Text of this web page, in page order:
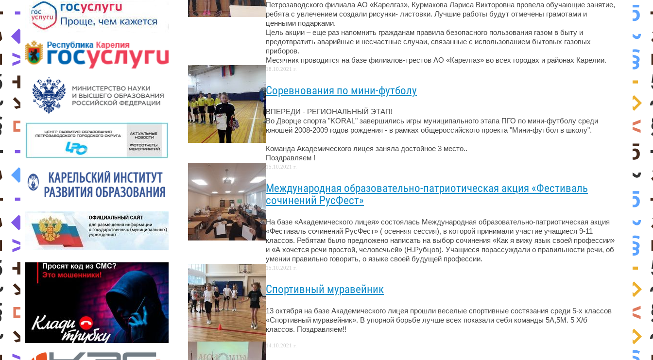
Петрозаводского филиала АО «Карелгаз», Курмакова Лариса Викторовна провела обучающие занятие,
ребята с увлечением создали рисунки- листовки. Лучшие работы будут отмечены грамотами и
ценными подарками.
Цель акции – еще раз напомнить гражданам правила безопасного пользования газом в быту и
предотвратить аварийные и несчастные случаи, связанные с использованием бытовых газовых
приборов.
Месячник проводится на базе филиалов-трестов АО «Карелгаз» во всех городах и районах Карелии.
18.10.2021 г.
Соревнования по мини-футболу
ВПЕРЕДИ - РЕГИОНАЛЬНЫЙ ЭТАП!
Во Дворце спорта "KORAL" завершились игры муниципального этапа ПГО по мини-футболу среди
юношей 2008-2009 годов рождения - в рамках общероссийского проекта "Мини-футбол в школу".
Команда Академического лицея заняла достойное 3 место..
Поздравляем !
15.10.2021 г.
Международная образовательно-патриотическая акция «Фестиваль
сочинений РусФест»
На базе «Академического лицея» состоялась Международная образовательно-патриотическая акция
«Фестиваль сочинений РусФест» ( осенняя сессия), в которой принимали участие учащиеся 9-11
классов. Ребятам было предложено написать на выбор сочинения «Как я вижу язык своей профессии»
и «А хочется речи простой, человечьей» (Н.Рубцов). Учащиеся порассуждали о правильности речи, об
умении правильно говорить, о языке своей будущей профессии.
15.10.2021 г.
Спортивный муравейник
13 октября на базе Академического лицея прошли веселые спортивные состязания среди 5-х классов
«Спортивный муравейник». В упорной борьбе лучше всех показали себя команды 5А,5М. 5 Х/б
классов. Поздравляем!!
14.10.2021 г.